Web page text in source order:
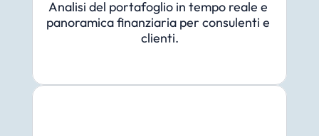
Analisi del portafoglio in tempo reale e
panoramica finanziaria per consulenti e
clienti.